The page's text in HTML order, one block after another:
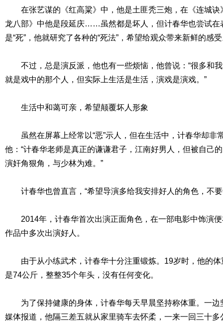
在张艺谋的《红高粱》中，他是土匪秃三炮，在《连城诀
龙八部》中他是段延庆……虽然都是坏人，但计春华也尝试在
是“死”，他就研究了各种的“死法”，希望给观众带来新鲜的感
不过，总是演反派，他也有一些烦恼，他曾说：“很多和
就是戏中的那个人，但实际上生活是生活，演戏是演戏。”
生活中和蔼可亲，希望颠覆坏人形象
虽然在屏幕上经常以“恶”示人，但在生活中，计春华却非
他：“计春华老师是真正的谦谦君子，江南好男人，但被自己
演奸角狠角，与少林为难。”
计春华也曾直言，“希望导演多给我安排好人的角色，不要
2014年，计春华首次出演正面角色，在一部电影中饰演便
作品中多次出演好人。
由于从小练武术，计春华十分注重锻炼。19岁时，他的体
是74公斤，整整35个年头，没有任何变化。
为了保持健康的身体，计春华每天早晨坚持称体重。一边
媒体报道，他隔三差五就从家里骑车去怀柔，一来一回三十多